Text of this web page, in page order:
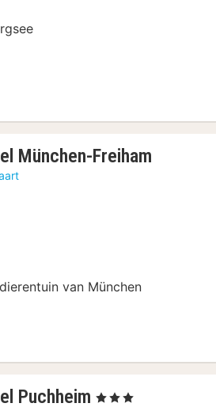
München-Freiham
van München
Puchheim 2
, 3 Sterren